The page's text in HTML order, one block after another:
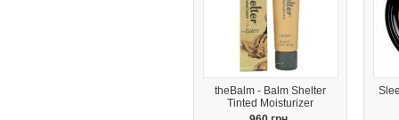
theBalm - Balm Shelter
Tinted Moisturizer